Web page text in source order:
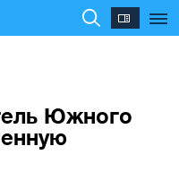
Южного